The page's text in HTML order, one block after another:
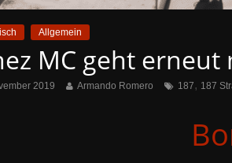
Allgemein
MC geht
2019 Armando Romero 187, 187